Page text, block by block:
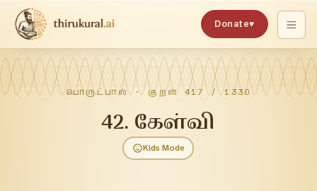
Donate♥
பொருட்பால்· குறள்417 /1330
42. கேள்வி
Kids Mode